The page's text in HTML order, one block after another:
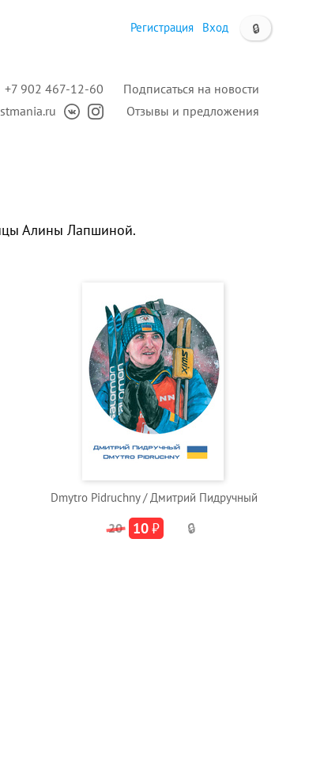
🔒
Регистрация Вход
Подписаться на новости
Отзывы и предложения
+7 902 467-12-60
Алины Лапшиной.
Dmytro Pidruchny / Дмитрий Пидручный
20 10₽ 🔒